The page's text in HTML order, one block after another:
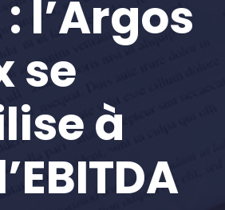
l’Argos
se
à